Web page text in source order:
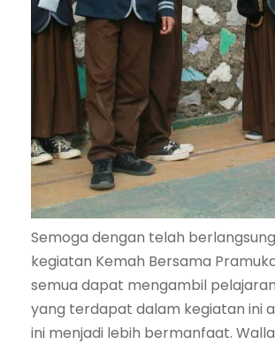
Semoga dengan telah
kegiatan Kemah Bersama
semua dapat mengambil
yang terdapat dalam kegiatan ini
ini menjadi lebih bermanfaat.